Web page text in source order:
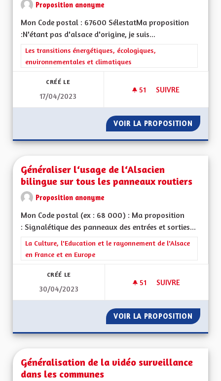
Proposition anonyme
Mon Code postal : 67600 SélestatMa proposition
:N'étant pas d'alsace d'origine, je suis...
Filtrer les résultats de la catégorie : Les transitions
Les transitions énergétiques, écologiques,
environnementales et climatiques
CRÉÉ LE
17/04/2023
51 51 ABONNÉS
SUIVRE
VOIR LA PROPOSITION
Généraliser l‘usage de l‘Alsacien
bilingue sur tous les panneaux routiers
Proposition anonyme
Mon Code postal (ex : 68 000) : Ma proposition
: Signalétique des panneaux des entrées et sorties...
Filtrer les résultats de la catégorie : La Culture, l'Education et
La Culture, l'Education et le rayonnement de l'Alsace
en France et en Europe
CRÉÉ LE
30/04/2023
51 51 ABONNÉS
SUIVRE
VOIR LA PROPOSITION
Généralisation de la vidéo surveillance
dans les communes